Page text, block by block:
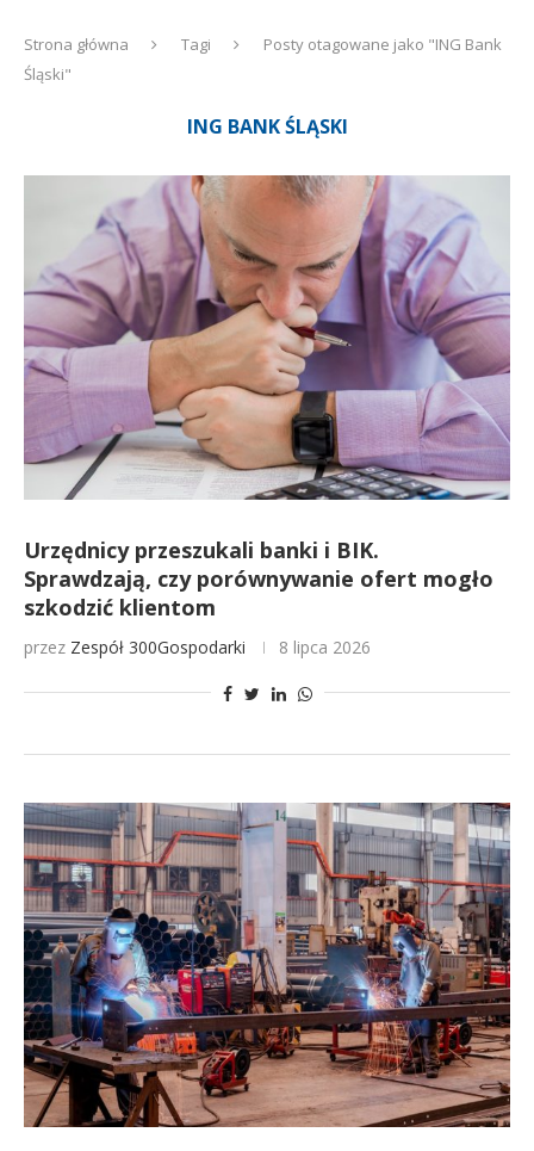
Strona główna Tagi
Posty otagowane jako "ING Bank
Śląski"
ING BANK ŚLĄSKI
Urzędnicy przeszukali banki i BIK.
Sprawdzają, czy porównywanie ofert mogło
szkodzić klientom
przez Zespół 300Gospodarki 8 lipca 2026